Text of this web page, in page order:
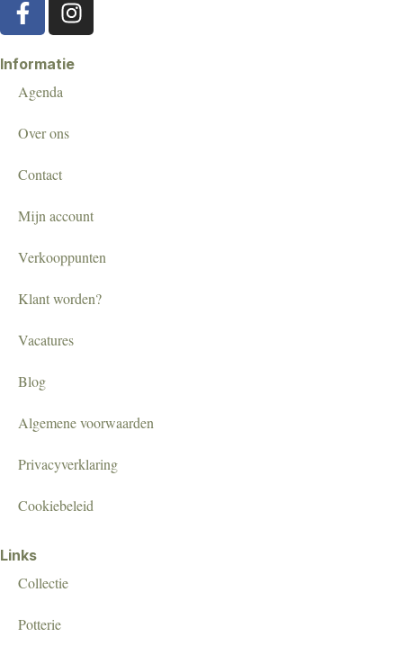
Informatie
Agenda
Over ons
Contact
Mijn account
Verkooppunten
Klant worden?
Vacatures
Blog
Algemene voorwaarden
Privacyverklaring
Cookiebeleid
Links
Collectie
Potterie